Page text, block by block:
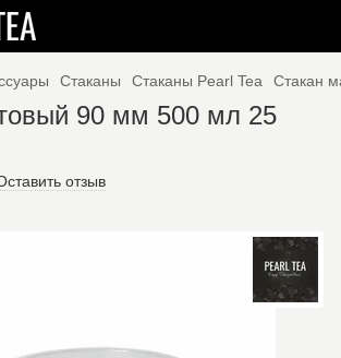
Стаканы Стаканы Pearl Tea Стакан
90 мм 500 мл 25
отзыв